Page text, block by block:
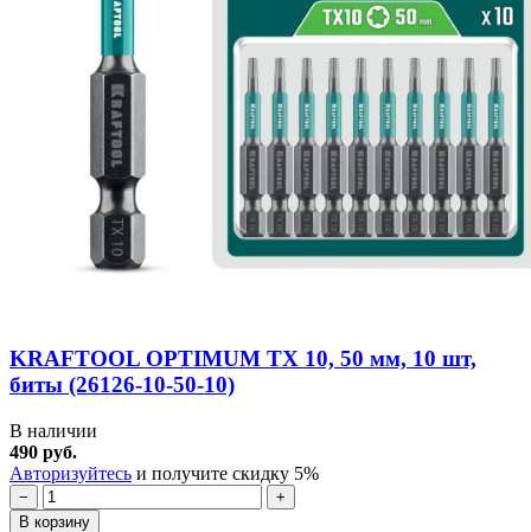
KRAFTOOL OPTIMUM TX 10, 50 мм, 10 шт,
биты (26126-10-50-10)
В наличии
490 руб.
Авторизуйтесь и получите скидку 5%
−
+
В корзину